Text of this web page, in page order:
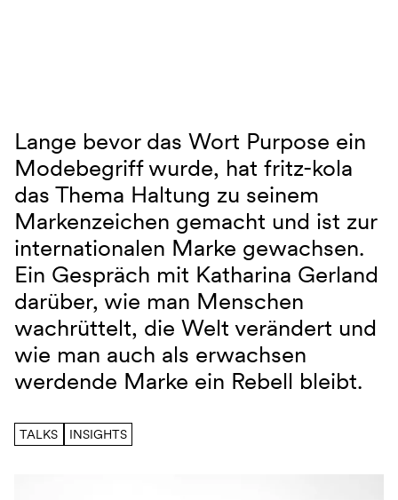
Katharina Gerland – Haltung Rebell purpose
Lange bevor das Wort Purpose ein
Modebegriff wurde, hat fritz-kola
das Thema Haltung zu seinem
Markenzeichen gemacht und ist zur
internationalen Marke gewachsen.
Ein Gespräch mit Katharina Gerland
darüber, wie man Menschen
wachrüttelt, die Welt verändert und
wie man auch als erwachsen
werdende Marke ein Rebell bleibt.
TALKS INSIGHTS